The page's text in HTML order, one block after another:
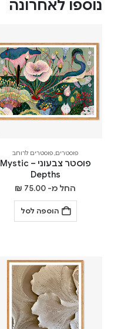
נוספו לאחרונה
פוסטרים,פוסטרים לרוחב
פוסטר צבעוני – Mystic
Depths
החל מ- ₪ 75.00
הוספה לסל